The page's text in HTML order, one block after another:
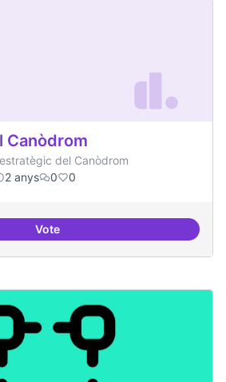
Canòdrom
del Canòdrom
2 anys 0 0
VoteArxiu digital al Canòdrom